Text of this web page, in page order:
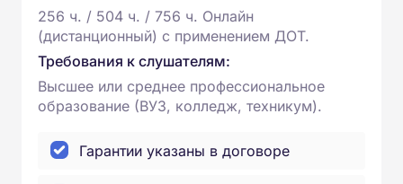
256 ч. / 504 ч. / 756 ч. Онлайн
(дистанционный) с применением ДОТ.
Требования к слушателям:
Высшее или среднее профессиональное
образование (ВУЗ, колледж, техникум).
Гарантии указаны в договоре